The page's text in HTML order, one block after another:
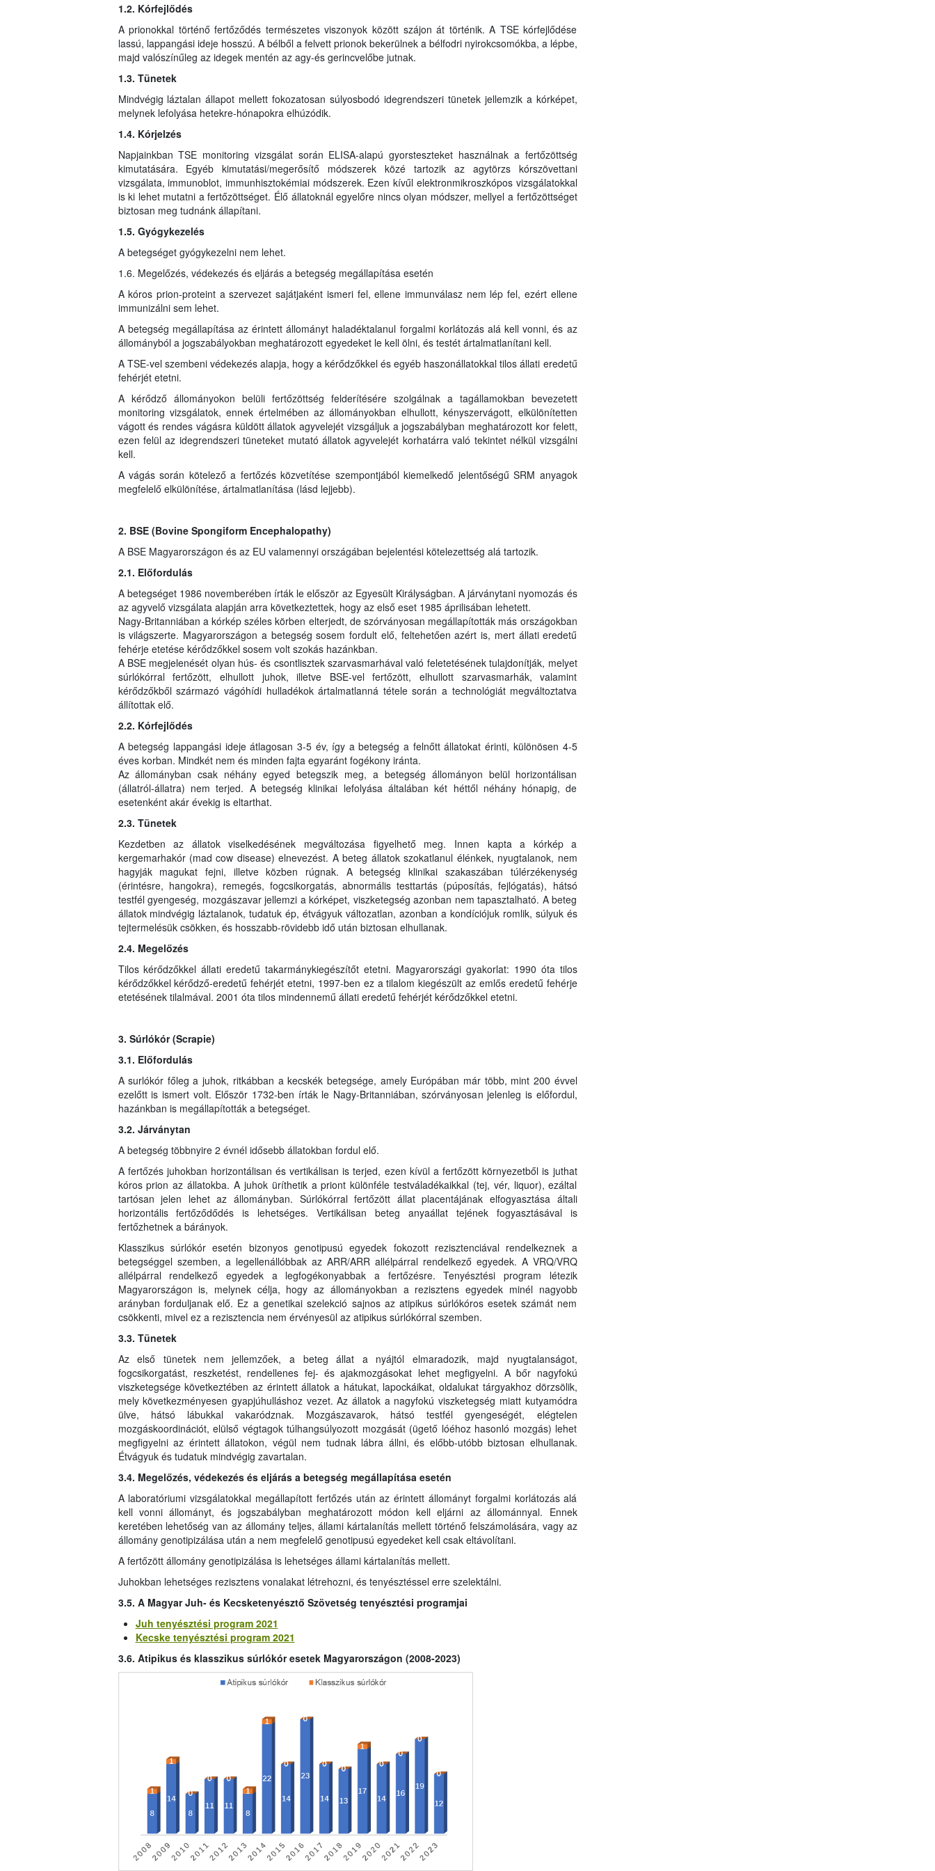
1.2. Kórfejlődés
A prionokkal történő fertőződés természetes viszonyok között szájon át történik. A TSE kórfejlődése
lassú, lappangási ideje hosszú. A bélből a felvett prionok bekerülnek a bélfodri nyirokcsomókba, a lépbe,
majd valószínűleg az idegek mentén az agy-és gerincvelőbe jutnak.
1.3. Tünetek
Mindvégig láztalan állapot mellett fokozatosan súlyosbodó idegrendszeri tünetek jellemzik a kórképet,
melynek lefolyása hetekre-hónapokra elhúzódik.
1.4. Kórjelzés
Napjainkban TSE monitoring vizsgálat során ELISA-alapú gyorsteszteket használnak a fertőzöttség
kimutatására. Egyéb kimutatási/megerősítő módszerek közé tartozik az agytörzs kórszövettani
vizsgálata, immunoblot, immunhisztokémiai módszerek. Ezen kívűl elektronmikroszkópos vizsgálatokkal
is ki lehet mutatni a fertőzöttséget. Élő állatoknál egyelőre nincs olyan módszer, mellyel a fertőzöttséget
biztosan meg tudnánk állapítani.
1.5. Gyógykezelés
A betegséget gyógykezelni nem lehet.
1.6. Megelőzés, védekezés és eljárás a betegség megállapítása esetén
A kóros prion-proteint a szervezet sajátjaként ismeri fel, ellene immunválasz nem lép fel, ezért ellene
immunizálni sem lehet.
A betegség megállapítása az érintett állományt haladéktalanul forgalmi korlátozás alá kell vonni, és az
állományból a jogszabályokban meghatározott egyedeket le kell ölni, és testét ártalmatlanítani kell.
A TSE-vel szembeni védekezés alapja, hogy a kérődzőkkel és egyéb haszonállatokkal tilos állati eredetű
fehérjét etetni.
A kérődző állományokon belüli fertőzöttség felderítésére szolgálnak a tagállamokban bevezetett
monitoring vizsgálatok, ennek értelmében az állományokban elhullott, kényszervágott, elkülönítetten
vágott és rendes vágásra küldött állatok agyvelejét vizsgáljuk a jogszabályban meghatározott kor felett,
ezen felül az idegrendszeri tüneteket mutató állatok agyvelejét korhatárra való tekintet nélkül vizsgálni
kell.
A vágás során kötelező a fertőzés közvetítése szempontjából kiemelkedő jelentőségű SRM anyagok
megfelelő elkülönítése, ártalmatlanítása (lásd lejjebb).
2. BSE (Bovine Spongiform Encephalopathy)
A BSE Magyarországon és az EU valamennyi országában bejelentési kötelezettség alá tartozik.
2.1. Előfordulás
A betegséget 1986 novemberében írták le először az Egyesült Királyságban. A járványtani nyomozás és
az agyvelő vizsgálata alapján arra következtettek, hogy az első eset 1985 áprilisában lehetett.
Nagy-Britanniában a kórkép széles körben elterjedt, de szórványosan megállapították más országokban
is világszerte. Magyarországon a betegség sosem fordult elő, feltehetően azért is, mert állati eredetű
fehérje etetése kérődzőkkel sosem volt szokás hazánkban.
A BSE megjelenését olyan hús- és csontlisztek szarvasmarhával való feletetésének tulajdonítják, melyet
súrlókórral fertőzött, elhullott juhok, illetve BSE-vel fertőzött, elhullott szarvasmarhák, valamint
kérődzőkből származó vágóhídi hulladékok ártalmatlanná tétele során a technológiát megváltoztatva
állítottak elő.
2.2. Kórfejlődés
A betegség lappangási ideje átlagosan 3-5 év, így a betegség a felnőtt állatokat érinti, különösen 4-5
éves korban. Mindkét nem és minden fajta egyaránt fogékony iránta.
Az állományban csak néhány egyed betegszik meg, a betegség állományon belül horizontálisan
(állatról-állatra) nem terjed. A betegség klinikai lefolyása általában két héttől néhány hónapig, de
esetenként akár évekig is eltarthat.
2.3. Tünetek
Kezdetben az állatok viselkedésének megváltozása figyelhető meg. Innen kapta a kórkép a
kergemarhakór (mad cow disease) elnevezést. A beteg állatok szokatlanul élénkek, nyugtalanok, nem
hagyják magukat fejni, illetve közben rúgnak. A betegség klinikai szakaszában túlérzékenység
(érintésre, hangokra), remegés, fogcsikorgatás, abnormális testtartás (púposítás, fejlógatás), hátsó
testfél gyengeség, mozgászavar jellemzi a kórképet, viszketegség azonban nem tapasztalható. A beteg
állatok mindvégig láztalanok, tudatuk ép, étvágyuk változatlan, azonban a kondíciójuk romlik, súlyuk és
tejtermelésük csökken, és hosszabb-rövidebb idő után biztosan elhullanak.
2.4. Megelőzés
Tilos kérődzőkkel állati eredetű takarmánykiegészítőt etetni. Magyarországi gyakorlat: 1990 óta tilos
kérődzőkkel kérődző-eredetű fehérjét etetni, 1997-ben ez a tilalom kiegészült az emlős eredetű fehérje
etetésének tilalmával. 2001 óta tilos mindennemű állati eredetű fehérjét kérődzőkkel etetni.
3. Súrlókór (Scrapie)
3.1. Előfordulás
A surlókór főleg a juhok, ritkábban a kecskék betegsége, amely Európában már több, mint 200 évvel
ezelőtt is ismert volt. Először 1732-ben írták le Nagy-Britanniában, szórványosan jelenleg is előfordul,
hazánkban is megállapították a betegséget.
3.2. Járványtan
A betegség többnyire 2 évnél idősebb állatokban fordul elő.
A fertőzés juhokban horizontálisan és vertikálisan is terjed, ezen kívül a fertőzött környezetből is juthat
kóros prion az állatokba. A juhok üríthetik a priont különféle testváladékaikkal (tej, vér, liquor), ezáltal
tartósan jelen lehet az állományban. Súrlókórral fertőzött állat placentájának elfogyasztása általi
horizontális fertőződődés is lehetséges. Vertikálisan beteg anyaállat tejének fogyasztásával is
fertőzhetnek a bárányok.
Klasszikus súrlókór esetén bizonyos genotipusú egyedek fokozott rezisztenciával rendelkeznek a
betegséggel szemben, a legellenállóbbak az ARR/ARR allélpárral rendelkező egyedek. A VRQ/VRQ
allélpárral rendelkező egyedek a legfogékonyabbak a fertőzésre. Tenyésztési program létezik
Magyarországon is, melynek célja, hogy az állományokban a rezisztens egyedek minél nagyobb
arányban forduljanak elő. Ez a genetikai szelekció sajnos az atipikus súrlókóros esetek számát nem
csökkenti, mivel ez a rezisztencia nem érvényesül az atipikus súrlókórral szemben.
3.3. Tünetek
Az első tünetek nem jellemzőek, a beteg állat a nyájtól elmaradozik, majd nyugtalanságot,
fogcsikorgatást, reszketést, rendellenes fej- és ajakmozgásokat lehet megfigyelni. A bőr nagyfokú
viszketegsége következtében az érintett állatok a hátukat, lapockáikat, oldalukat tárgyakhoz dörzsölik,
mely következményesen gyapjúhulláshoz vezet. Az állatok a nagyfokú viszketegség miatt kutyamódra
ülve, hátsó lábukkal vakaródznak. Mozgászavarok, hátsó testfél gyengeségét, elégtelen
mozgáskoordinációt, elülső végtagok túlhangsúlyozott mozgását (ügető lóéhoz hasonló mozgás) lehet
megfigyelni az érintett állatokon, végül nem tudnak lábra állni, és előbb-utóbb biztosan elhullanak.
Étvágyuk és tudatuk mindvégig zavartalan.
3.4. Megelőzés, védekezés és eljárás a betegség megállapítása esetén
A laboratóriumi vizsgálatokkal megállapított fertőzés után az érintett állományt forgalmi korlátozás alá
kell vonni állományt, és jogszabályban meghatározott módon kell eljárni az állománnyal. Ennek
keretében lehetőség van az állomány teljes, állami kártalanítás mellett történő felszámolására, vagy az
állomány genotipizálása után a nem megfelelő genotipusú egyedeket kell csak eltávolítani.
A fertőzött állomány genotipizálása is lehetséges állami kártalanítás mellett.
Juhokban lehetséges rezisztens vonalakat létrehozni, és tenyésztéssel erre szelektálni.
3.5. A Magyar Juh- és Kecsketenyésztő Szövetség tenyésztési programjai
Juh tenyésztési program 2021
Kecske tenyésztési program 2021
3.6. Atipikus és klasszikus súrlókór esetek Magyarországon (2008-2023)